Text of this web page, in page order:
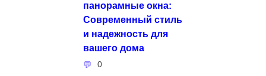
панорамные окна:
Современный стиль
и надежность для
вашего дома
0